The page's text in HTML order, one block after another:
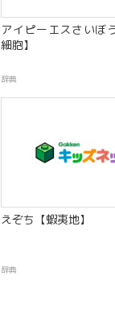
アイピーエスさいぼ
細胞】
辞典
えぞち【蝦夷地】
辞典